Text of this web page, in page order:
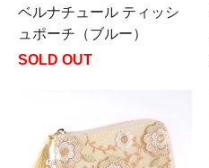
ベルナチュール ティッシ
ュポーチ（ブルー）
SOLD OUT